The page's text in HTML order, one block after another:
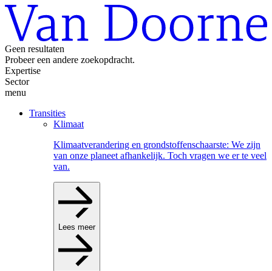
Geen resultaten
Probeer een andere zoekopdracht.
Expertise
Sector
menu
Transities
Klimaat
Klimaatverandering en grondstoffenschaarste: We zijn
van onze planeet afhankelijk. Toch vragen we er te veel
van.
Lees meer